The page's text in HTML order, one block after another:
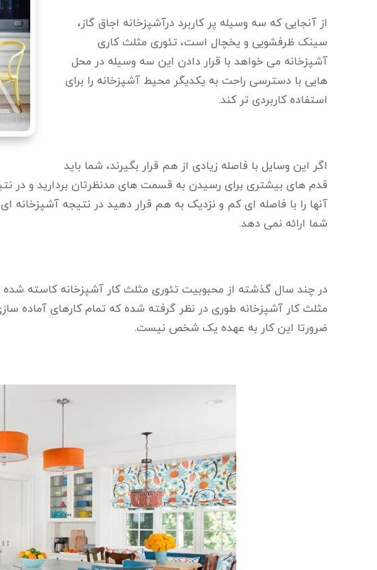
از آنجایی که سه وسیله پر کاربرد درآشپزخانه اجاق گاز،
سینک ظرفشویی و یخچال است، تئوری مثلث کاری
آشپزخانه می خواهد با قرار دادن این سه وسیله در محل
هایی با دسترسی راحت به یکدیگر محیط آشپزخانه را برای
استفاده کاربردی تر کند.
اگر این وسایل با فاصله زیادی از هم قرار بگیرند، شما باید
قدم های بیشتری برای رسیدن به قسمت های مدنظرتان بردارید و در
آنها را با فاصله ای کم و نزدیک به هم قرار دهید در نتیجه
شما ارائه نمی دهد.
در چند سال گذشته از محبوبیت تئوری مثلث کار آشپزخانه کاسته شده
مثلث کار آشپزخانه طوری در نظر گرفته شده که تمام کارهای
ضرورتا این کار به عهده یک شخص نیست.